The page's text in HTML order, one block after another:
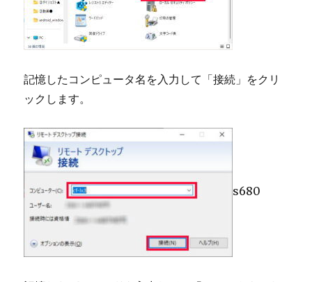
記憶したコンピュータ名を入力して「接続」をクリ
ックします。
s680